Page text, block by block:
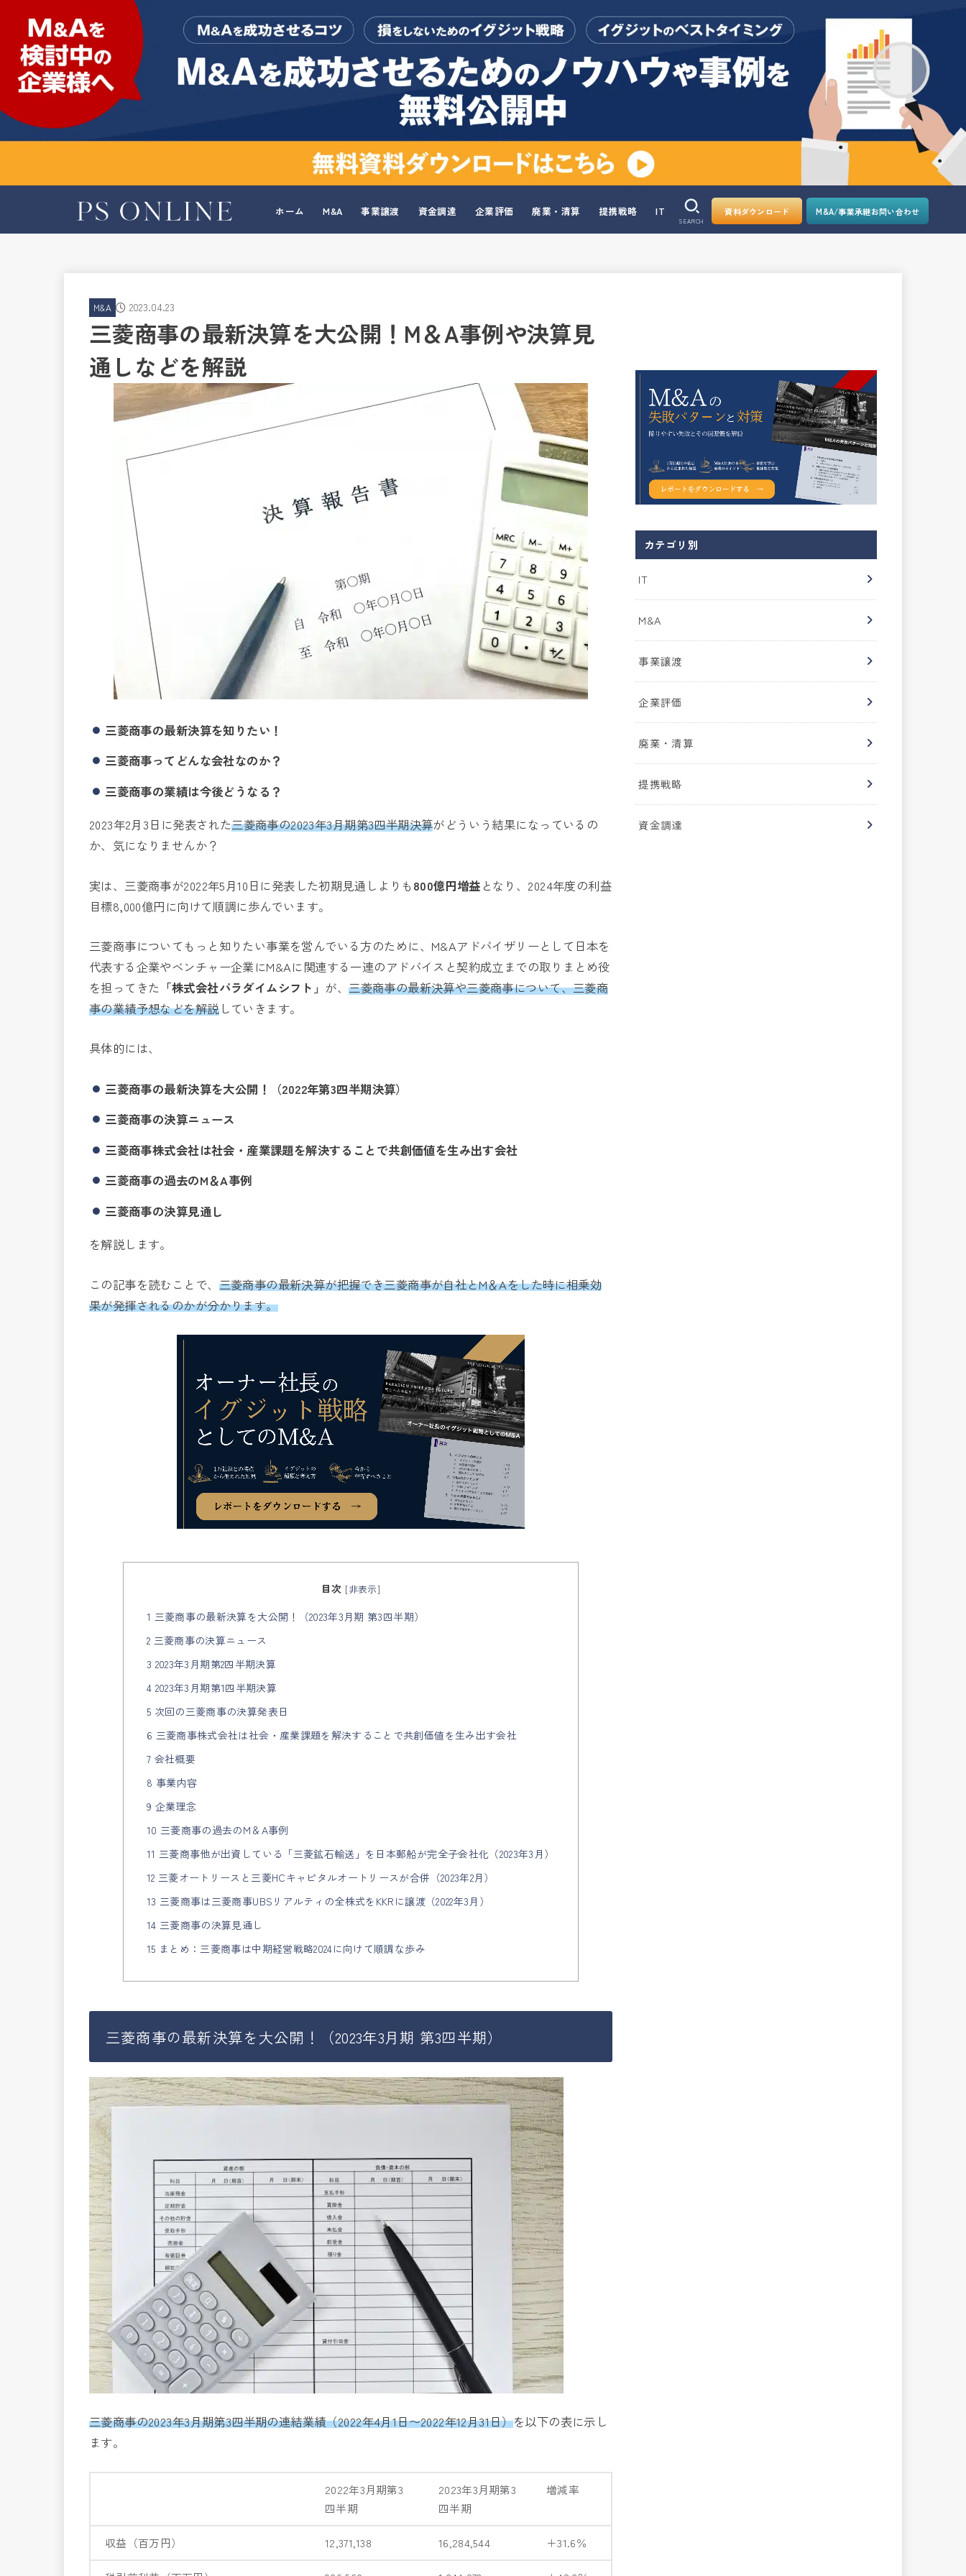
ホーム M&A 事業譲渡 資金調達 企業評価 廃業・清算 提携戦略 IT
SEARCH
資料ダウンロード M&A/事業承継お問い合わせ
M&A 2023.04.23
三菱商事の最新決算を大公開！M＆A事例や決算見
通しなどを解説
三菱商事の最新決算を知りたい！
三菱商事ってどんな会社なのか？
三菱商事の業績は今後どうなる？
2023年2月3日に発表された三菱商事の2023年3月期第3四半期決算がどういう結果になっているの
か、気になりませんか？
実は、三菱商事が2022年5月10日に発表した初期見通しよりも 800億円増益 となり、2024年度の利益
目標8,000億円に向けて順調に歩んでいます。
三菱商事についてもっと知りたい事業を営んでいる方のために、M&Aアドバイザリーとして日本を
代表する企業やベンチャー企業にM&Aに関連する一連のアドバイスと契約成立までの取りまとめ役
を担ってきた 「株式会社パラダイムシフト」 が、三菱商事の最新決算や三菱商事について、三菱商
事の業績予想などを解説していきます。
具体的には、
三菱商事の最新決算を大公開！（2022年第3四半期決算）
三菱商事の決算ニュース
三菱商事株式会社は社会・産業課題を解決することで共創価値を生み出す会社
三菱商事の過去のM＆A事例
三菱商事の決算見通し
を解説します。
この記事を読むことで、 三菱商事の最新決算が把握でき三菱商事が自社とM＆Aをした時に相乗効
果が発揮されるのかが分かります。
目次 [非表示]
1 三菱商事の最新決算を大公開！（2023年3月期 第3四半期）
2 三菱商事の決算ニュース
3 2023年3月期第2四半期決算
4 2023年3月期第1四半期決算
5 次回の三菱商事の決算発表日
6 三菱商事株式会社は社会・産業課題を解決することで共創価値を生み出す会社
7 会社概要
8 事業内容
9 企業理念
10 三菱商事の過去のM＆A事例
11 三菱商事他が出資している「三菱鉱石輸送」を日本郵船が完全子会社化（2023年3月）
12 三菱オートリースと三菱HCキャピタルオートリースが合併（2023年2月）
13 三菱商事は三菱商事UBSリアルティの全株式をKKRに譲渡（2022年3月）
14 三菱商事の決算見通し
15 まとめ：三菱商事は中期経営戦略2024に向けて順調な歩み
三菱商事の最新決算を大公開！（2023年3月期 第3四半期）
三菱商事の2023年3月期第3四半期の連結業績（2022年4月1日〜2022年12月31日）を以下の表に示し
ます。
2022年3月期第3
四半期
2023年3月期第3
四半期
増減率
収益（百万円） 12,371,138 16,284,544 ＋31.6％
カテゴリ別
IT
M&A
事業譲渡
企業評価
廃業・清算
提携戦略
資金調達